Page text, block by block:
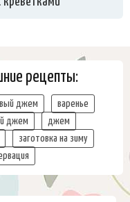
рецепты:
джем
варенье
джем
джем
заготовка на зиму